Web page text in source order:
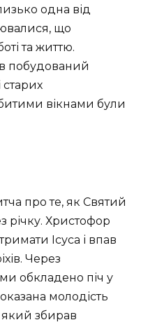
одна від
що
та життю.
побудований
старих
вікнами були
про те, як Святий
річку. Христофор
Ісуса і впав
Через
обкладено піч у
молодість
який збирав